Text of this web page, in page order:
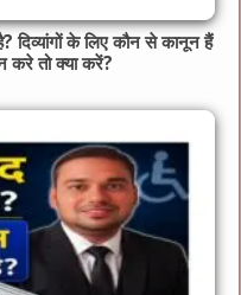
दिव्यांगों के लिए कौन से कानून हैं
करे तो क्या करें?